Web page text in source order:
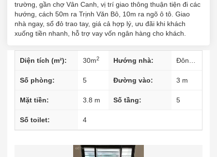
trường, gần chợ Vân Canh, vị trí giao thông thuận tiện đi các
hướng, cách 50m ra Trịnh Văn Bô, 10m ra ngõ ô tô. Giao
nhà ngay, sổ đỏ trao tay, giá cả hợp lý, ưu đãi khi khách
xuống tiền nhanh, hỗ trợ vay vốn ngân hàng cho khách.
Diện tích (m²): 30m2 Hướng nhà:
Số phòng: 5 Đường vào: 3 m
Mặt tiền: 3.8 m Số tầng: 5
Số toilet: 4